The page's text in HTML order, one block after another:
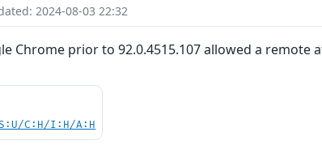
2024-08-03 22:32
Chrome prior to 92.0.4515.107 allowed a
C:H/I:H/A:H